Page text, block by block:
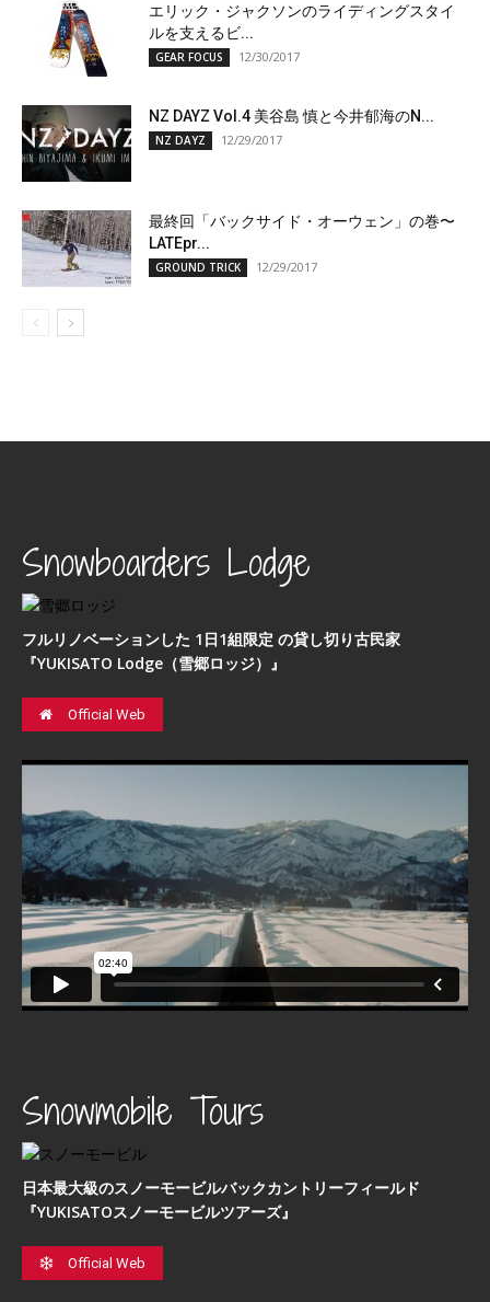
エリック・ジャクソンのライディングスタイ
ルを支えるビ...
GEAR FOCUS 12/30/2017
NZ DAYZ Vol.4 美谷島 慎と今井郁海のN...
NZ DAYZ 12/29/2017
最終回「バックサイド・オーウェン」の巻〜
LATEpr...
GROUND TRICK 12/29/2017
Snowboarders Lodge
フルリノベーションした 1日1組限定 の貸し切り古民家
『YUKISATO Lodge（雪郷ロッジ）』
Official Web
Snowmobile Tours
日本最⼤級のスノーモービルバックカントリーフィールド
『YUKISATOスノーモービルツアーズ』
Official Web